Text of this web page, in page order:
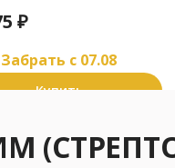
₽
Забрать c 07.08
Купить